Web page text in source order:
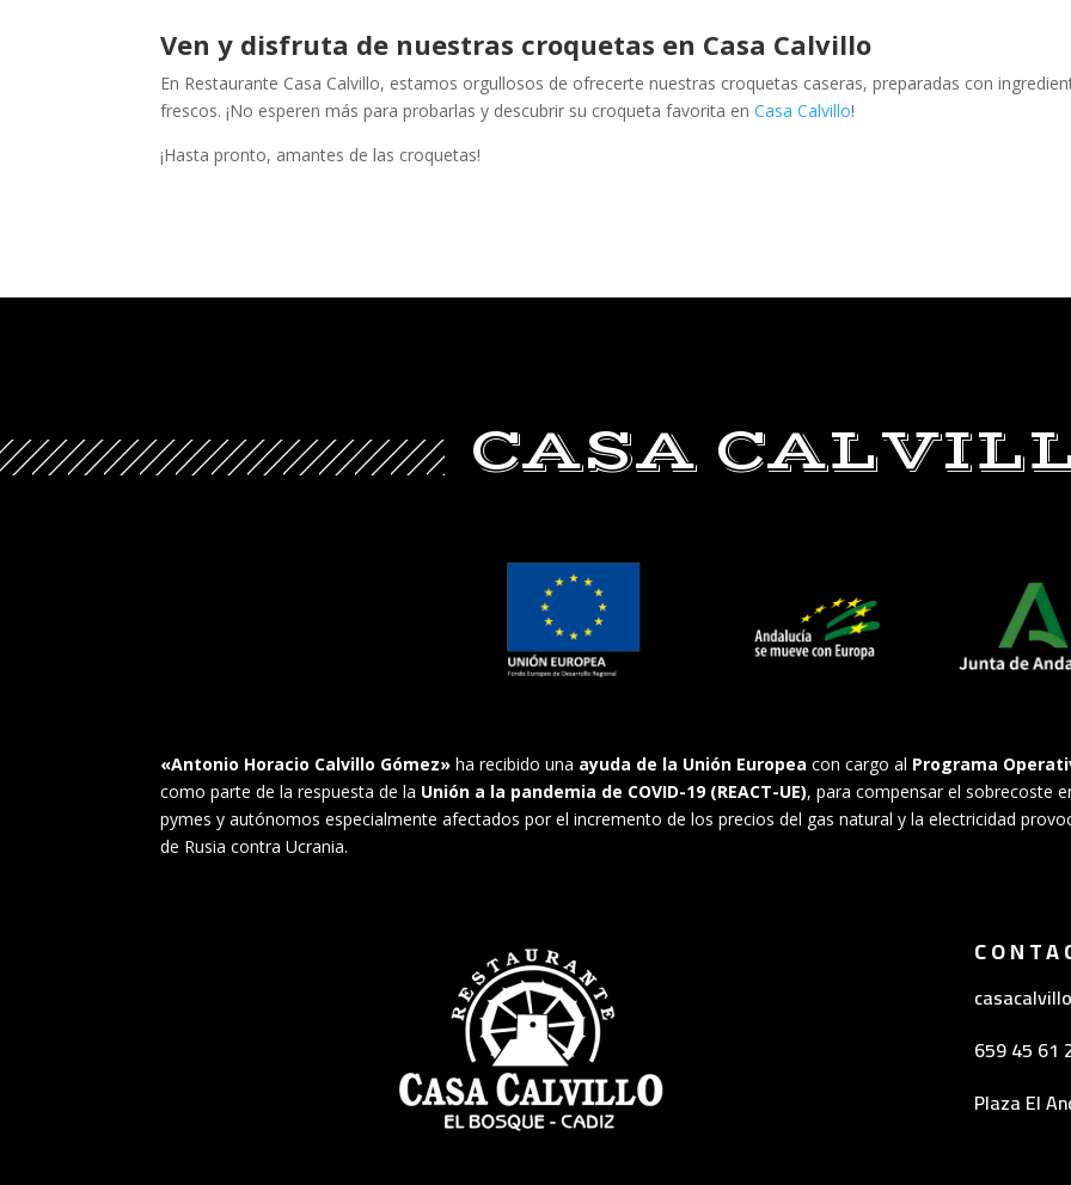
Ven y disfruta de nuestras croquetas en Casa Calvillo
En Restaurante Casa Calvillo, estamos orgullosos de ofrecerte nuestras croquetas caseras, preparadas con
frescos. ¡No esperen más para probarlas y descubrir su croqueta favorita enCasa Calvillo!
¡Hasta pronto, amantes de las croquetas!
CASA
«Antonio Horacio Calvillo Gómez» ha recibido una ayuda de la Unión Europea con cargo al Programa
como parte de la respuesta de la Unión a la pandemia de COVID-19 (REACT-UE), para compensar el sobrecoste
pymes y autónomos especialmente afectados por el incremento de los precios del gas natural y la electricidad
de Rusia contra Ucrania.
659 45 61
Plaza El